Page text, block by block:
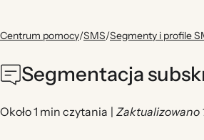
Centrum pomocy/SMS/Segmenty i profile
Segmentacja
Około 1 min czytania | Zaktualizowano